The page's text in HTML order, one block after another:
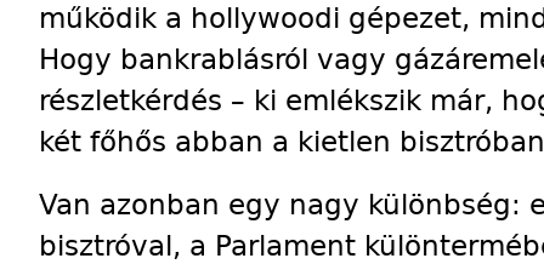
működik a hollywoodi gépezet,
Hogy bankrablásról vagy
részletkérdés – ki emlékszik már,
két főhős abban a kietlen
Van azonban egy nagy különbség:
bisztróval, a Parlament